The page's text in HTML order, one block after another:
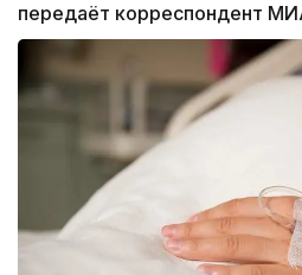
передаёт корреспондент